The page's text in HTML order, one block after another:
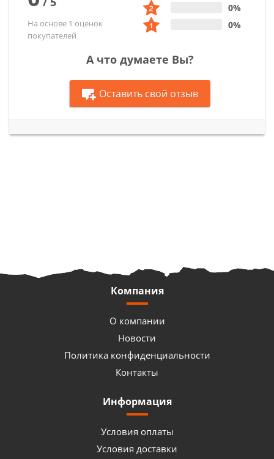
На основе 1 оценок
покупателей
0%
0%
А что думаете Вы?
Оставить свой отзыв
Компания
О компании
Новости
Политика конфиденциальности
Контакты
Информация
Условия оплаты
Условия доставки